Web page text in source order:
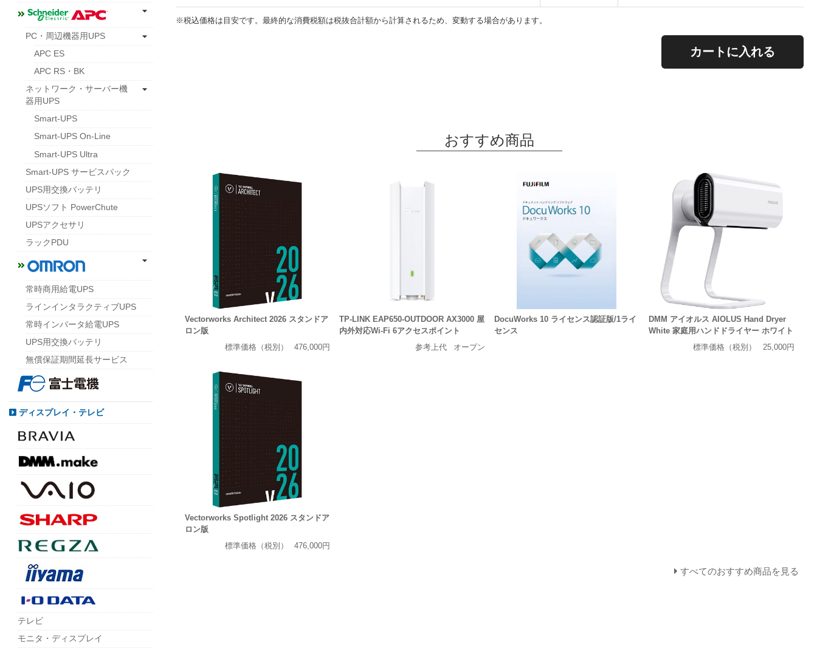
※税込価格は目安です。最終的な消費税額は税抜合計額から計算されるため、変動する場合があります。
カートに入れる
おすすめ商品
Vectorworks Architect 2026 スタンドア
ロン版
標準価格（税別）
476,000円
TP-LINK EAP650-OUTDOOR AX3000 屋
内外対応Wi-Fi 6アクセスポイント
参考上代
オープン
DocuWorks 10 ライセンス認証版/1ライ
センス
DMM アイオルス AIOLUS Hand Dryer
White 家庭用ハンドドライヤー ホワイト
標準価格（税別）
25,000円
Vectorworks Spotlight 2026 スタンドア
ロン版
標準価格（税別）
476,000円
すべてのおすすめ商品を見る
PC・周辺機器用UPS
APC ES
APC RS・BK
ネットワーク・サーバー機
器用UPS
Smart-UPS
Smart-UPS On-Line
Smart-UPS Ultra
Smart-UPS サービスパック
UPS用交換バッテリ
UPSソフト PowerChute
UPSアクセサリ
ラックPDU
常時商用給電UPS
ラインインタラクティブUPS
常時インバータ給電UPS
UPS用交換バッテリ
無償保証期間延長サービス
ディスプレイ・テレビ
テレビ
モニタ・ディスプレイ